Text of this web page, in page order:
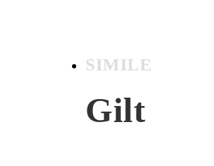
SIMILE
Gilt